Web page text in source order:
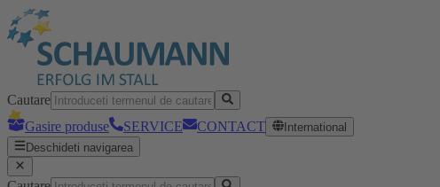
Cautare
Gasire produse
SERVICE CONTACT
International
Deschideti navigarea